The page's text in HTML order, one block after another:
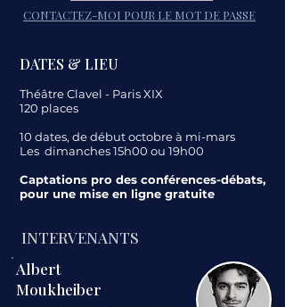
CONTACTEZ-MOI POUR LE MOT DE PASSE
DATES & LIEU
Théâtre Clavel - Paris XIX
120 places
10 dates, de début octobre à mi-mars
Les dimanches 15h00 ou 19h00
Captations pro des conférences-débats,
pour une mise en ligne gratuite
INTERVENANTS
Albert
Moukheiber